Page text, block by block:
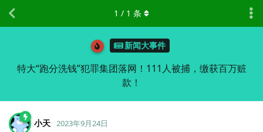
新闻大事件
特大“跑分洗钱”犯罪集团落网！111人被捕，缴获百万赃
款！
1 / 1 条
小天 2023年9月24日